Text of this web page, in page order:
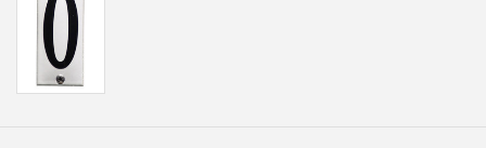
Portfolio
kleuren en lettertypes